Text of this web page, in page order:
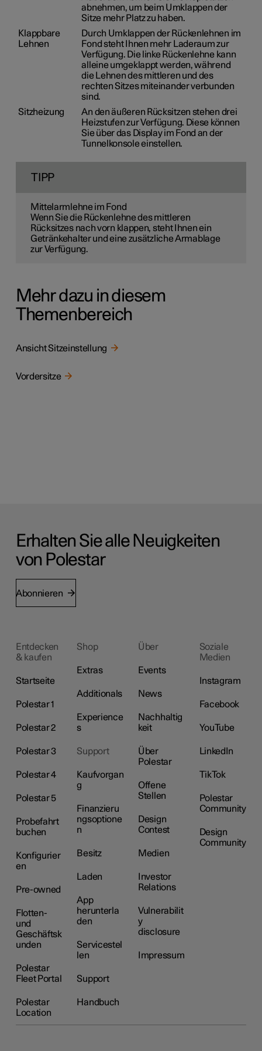
abnehmen, um beim Umklappen der
Sitze mehr Platz zu haben.
Klappbare
Lehnen
Durch Umklappen der Rückenlehnen im
Fond steht Ihnen mehr Laderaum zur
Verfügung. Die linke Rückenlehne kann
alleine umgeklappt werden, während
die Lehnen des mittleren und des
rechten Sitzes miteinander verbunden
sind.
Sitzheizung
An den äußeren Rücksitzen stehen drei
Heizstufen zur Verfügung. Diese können
Sie über das Display im Fond an der
Tunnelkonsole einstellen.
TIPP
Mittelarmlehne im Fond
Wenn Sie die Rückenlehne des mittleren
Rücksitzes nach vorn klappen, steht Ihnen ein
Getränkehalter und eine zusätzliche Armablage
zur Verfügung.
Mehr dazu in diesem
Themenbereich
Ansicht Sitzeinstellung
Vordersitze
Erhalten Sie alle Neuigkeiten
von Polestar
Abonnieren
Entdecken
& kaufen
Startseite
Polestar 1
Polestar 2
Polestar 3
Polestar 4
Polestar 5
Probefahrt
buchen
Konfigurier
en
Pre-owned
Flotten-
und
Geschäftsk
unden
Polestar
Fleet Portal
Polestar
Location
Shop
Extras
Additionals
Experience
s
Support
Kaufvorgan
g
Finanzieru
ngsoptione
n
Besitz
Laden
App
herunterla
den
Servicestel
len
Support
Handbuch
Über
Events
News
Nachhaltig
keit
Über
Polestar
Offene
Stellen
Design
Contest
Medien
Investor
Relations
Vulnerabilit
y
disclosure
Impressum
Soziale
Medien
Instagram
Facebook
YouTube
LinkedIn
TikTok
Polestar
Community
Design
Community